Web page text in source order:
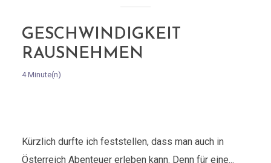
GESCHWINDIGKEIT
RAUSNEHMEN
4 Minute(n)
Kürzlich durfte ich feststellen, dass man auch in
Österreich Abenteuer erleben kann. Denn für eine...